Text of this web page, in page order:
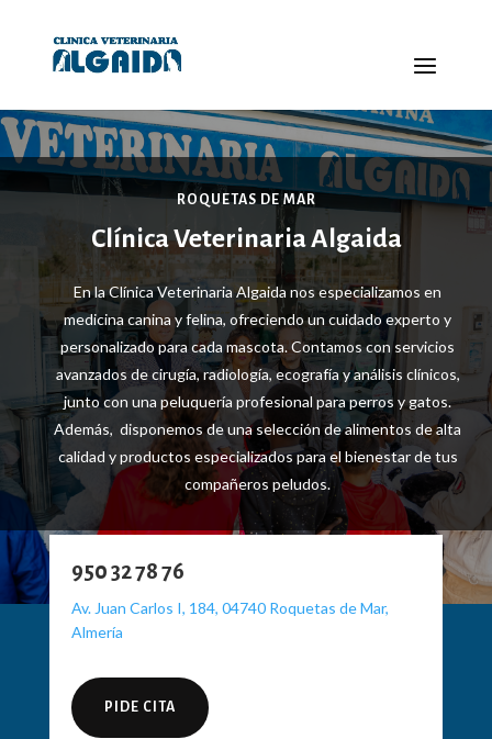
ROQUETAS DE MAR
Clínica Veterinaria Algaida
En la Clínica Veterinaria Algaida nos especializamos en
medicina canina y felina, ofreciendo un cuidado experto y
personalizado para cada mascota. Contamos con servicios
avanzados de cirugía, radiología, ecografía y análisis clínicos,
junto con una peluquería profesional para perros y gatos.
Además, disponemos de una selección de alimentos de alta
calidad y productos especializados para el bienestar de tus
compañeros peludos.
950 32 78 76
Av. Juan Carlos I, 184, 04740 Roquetas de Mar,
Almería
PIDE CITA